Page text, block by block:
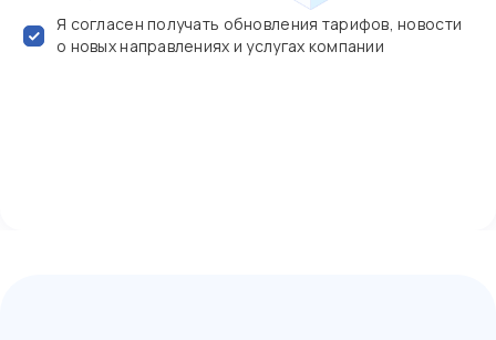
Я согласен получать обновления тарифов, новости
о новых направлениях и услугах компании